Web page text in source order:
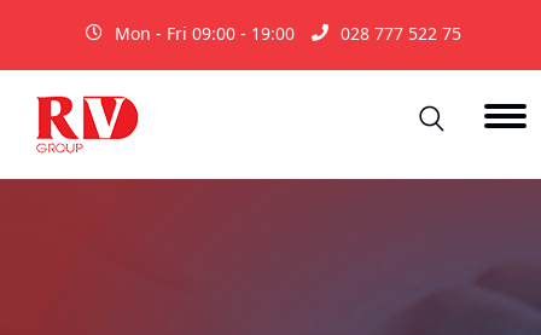
Mon - Fri 09:00 - 19:00 028 777 522 75